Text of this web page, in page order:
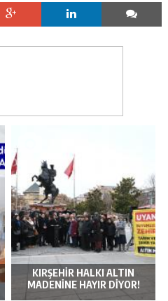
KIRŞEHİR HALKI ALTIN
MADENİNE HAYIR DİYOR!